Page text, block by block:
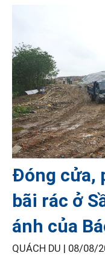
Đóng cửa,
bãi rác ở
ánh của
QUÁCH DU | 08/08/